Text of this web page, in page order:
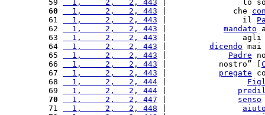
59
  1,     2,   2, 443
|                lo
60
  1,     2,   2, 443
|              che
61
  1,     2,   2, 443
|                il
62
  1,     2,   2, 443
mandato
63
  1,     2,   2, 443
|                agli
64
  1,     2,   2, 443
dicendo mai
65
  1,     2,   2, 443
Padre
66
  1,     2,   2, 443
|           nostro” [
67
  1,     2,   2, 443
pregate
68
  1,     2,   2, 444
69
  1,     2,   2, 444
70
  1,     2,   2, 447
senso
71
  1,     2,   2, 448